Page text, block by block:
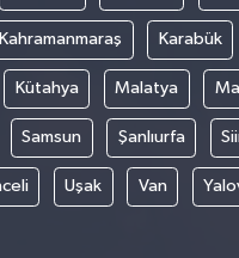
Kahramanmaraş Karabük
Kütahya Malatya
Samsun Şanlıurfa
Uşak Van